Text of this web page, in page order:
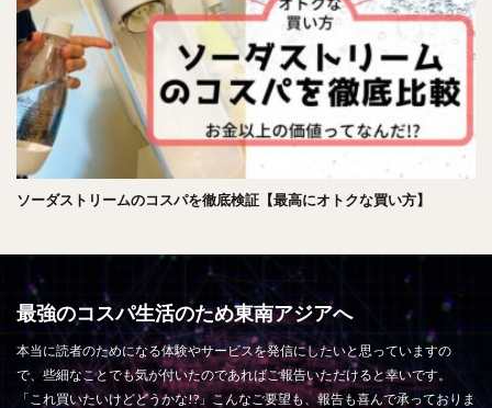
ソーダストリームのコスパを徹底検証【最高にオトクな買い方】
最強のコスパ生活のため東南アジアへ
本当に読者のためになる体験やサービスを発信にしたいと思っていますの
で、些細なことでも気が付いたのであればご報告いただけると幸いです。
「これ買いたいけどどうかな!?」こんなご要望も、報告も喜んで承っておりま